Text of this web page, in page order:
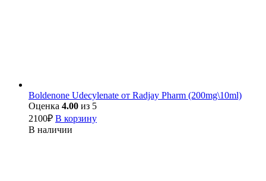
Boldenone Udecylenate от Radjay Pharm (200mg\10ml)
Оценка 4.00 из 5
2100₽ В корзину
В наличии